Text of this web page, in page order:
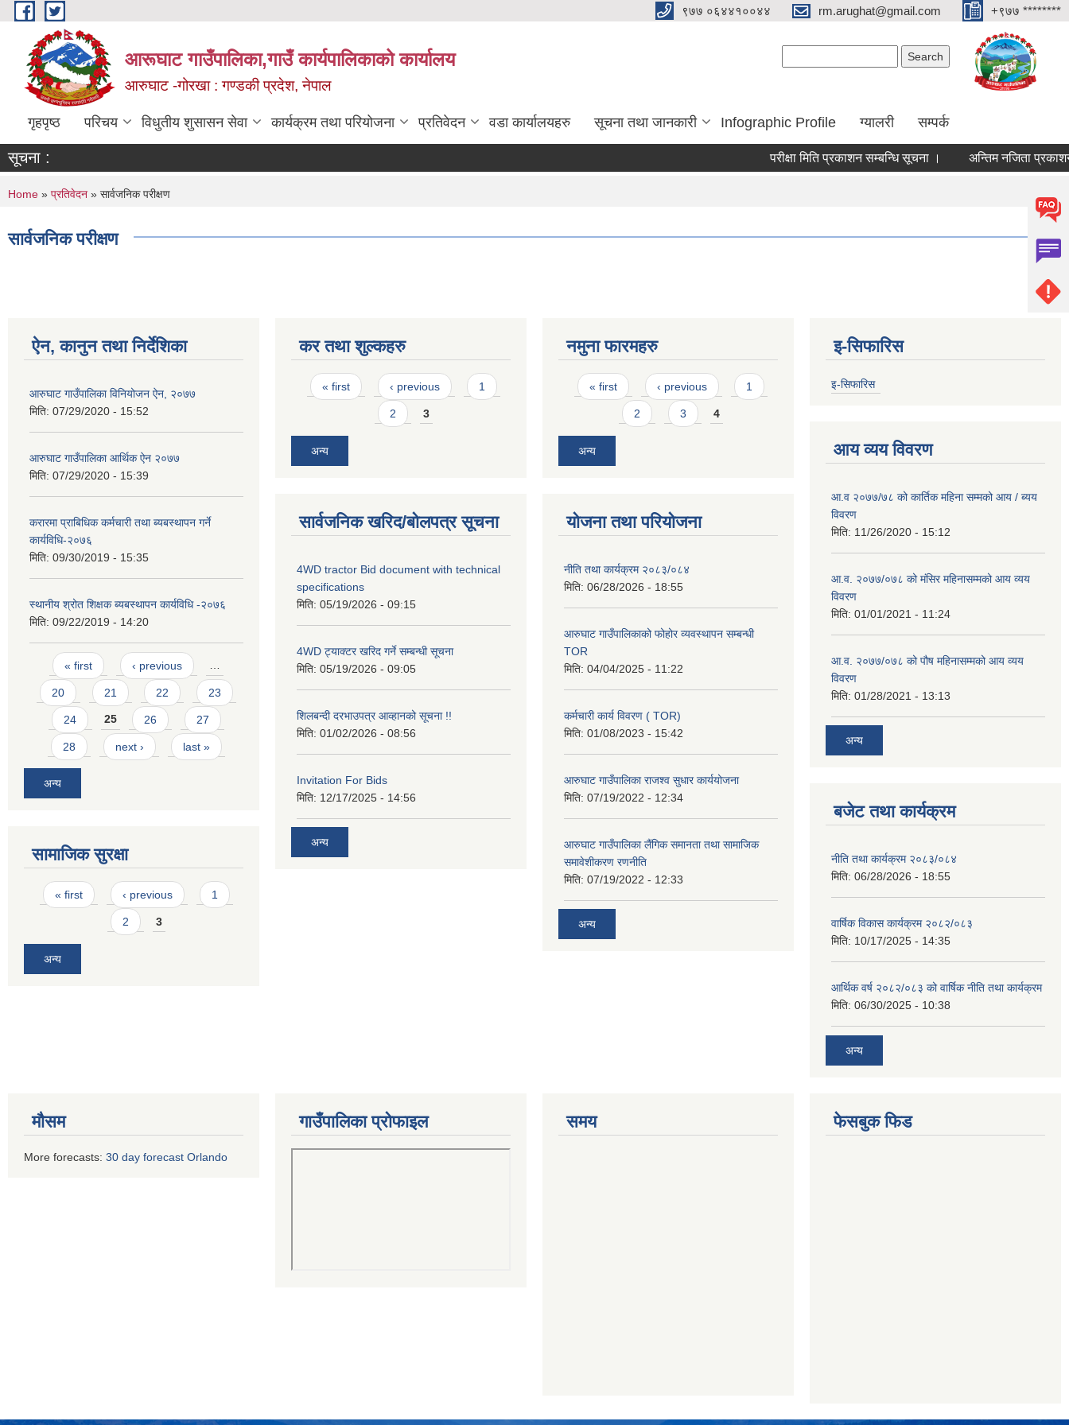
Skip to main content ९७७ ०६४४१००४४ rm.arughat@gmail.com +९७७ ********
आरूघाट गाउँपालिका,गाउँ कार्यपालिकाको कार्यालय
आरुघाट -गोरखा : गण्डकी प्रदेश, नेपाल
गृहपृष्ठ परिचय विधुतीय शुसासन सेवा कार्यक्रम तथा परियोजना प्रतिवेदन वडा कार्यालयहरु सूचना तथा जानकारी Infographic Profile ग्यालरी सम्पर्क
सूचना : परीक्षा मिति प्रकाशन सम्बन्धि सूचना । अन्तिम नजिता प्रकाशन
You are here
Home » प्रतिवेदन » सार्वजनिक परीक्षण
सार्वजनिक परीक्षण
ऐन, कानुन तथा निर्देशिका
आरुघाट गाउँपालिका विनियोजन ऐन, २०७७
मिति: 07/29/2020 - 15:52
आरुघाट गाउँपालिका आर्थिक ऐन २०७७
मिति: 07/29/2020 - 15:39
करारमा प्राबिधिक कर्मचारी तथा ब्यबस्थापन गर्ने
कार्यविधि-२०७६
मिति: 09/30/2019 - 15:35
स्थानीय श्रोत शिक्षक ब्यबस्थापन कार्यविधि -२०७६
मिति: 09/22/2019 - 14:20
Pages
« first ‹ previous …
20 21 22 23
24 25 26 27
28 next › last »
अन्य
सामाजिक सुरक्षा
Pages
« first ‹ previous 1
2 3
अन्य
कर तथा शुल्कहरु
Pages
« first ‹ previous 1
2 3
अन्य
सार्वजनिक खरिद/बोलपत्र सूचना
4WD tractor Bid document with technical
specifications
मिति: 05/19/2026 - 09:15
4WD ट्याक्टर खरिद गर्ने सम्बन्धी सूचना
मिति: 05/19/2026 - 09:05
शिलबन्दी दरभाउपत्र आव्हानको सूचना !!
मिति: 01/02/2026 - 08:56
Invitation For Bids
मिति: 12/17/2025 - 14:56
अन्य
नमुना फारमहरु
Pages
« first ‹ previous 1
2 3 4
अन्य
योजना तथा परियोजना
नीति तथा कार्यक्रम २०८३/०८४
मिति: 06/28/2026 - 18:55
आरुघाट गाउँपालिकाको फोहोर व्यवस्थापन सम्बन्धी
TOR
मिति: 04/04/2025 - 11:22
कर्मचारी कार्य विवरण ( TOR)
मिति: 01/08/2023 - 15:42
आरुघाट गाउँपालिका राजश्व सुधार कार्ययोजना
मिति: 07/19/2022 - 12:34
आरुघाट गाउँपालिका लैंगिक समानता तथा सामाजिक
समावेशीकरण रणनीति
मिति: 07/19/2022 - 12:33
अन्य
इ-सिफारिस
इ-सिफारिस
आय व्यय विवरण
आ.व २०७७/७८ को कार्तिक महिना सम्मको आय / ब्यय
विवरण
मिति: 11/26/2020 - 15:12
आ.व. २०७७/०७८ को मंसिर महिनासम्मको आय व्यय
विवरण
मिति: 01/01/2021 - 11:24
आ.व. २०७७/०७८ को पौष महिनासम्मको आय व्यय
विवरण
मिति: 01/28/2021 - 13:13
अन्य
बजेट तथा कार्यक्रम
नीति तथा कार्यक्रम २०८३/०८४
मिति: 06/28/2026 - 18:55
वार्षिक विकास कार्यक्रम २०८२/०८३
मिति: 10/17/2025 - 14:35
आर्थिक वर्ष २०८२/०८३ को वार्षिक नीति तथा कार्यक्रम
मिति: 06/30/2025 - 10:38
अन्य
मौसम
More forecasts: 30 day forecast Orlando
गाउँपालिका प्रोफाइल समय फेसबुक फिड